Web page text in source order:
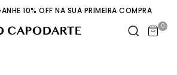
10% OFF NA SUA PRIMEIRA COMPRA
0